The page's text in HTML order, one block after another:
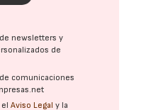
newsletters y
de
comunicaciones
elAviso Legal y la